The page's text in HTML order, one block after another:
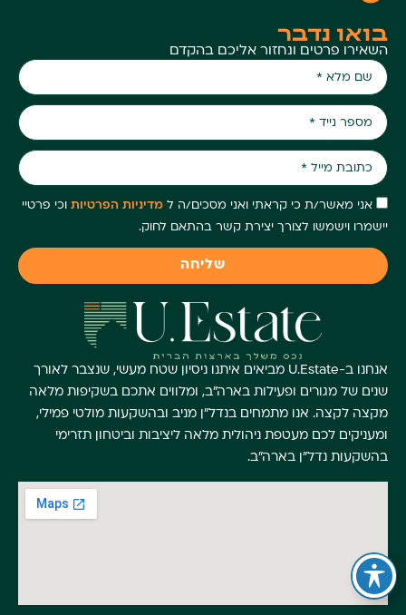
בואו נדבר
השאירו פרטים ונחזור אליכם בהקדם
אני מאשר/ת כי קראתי ואני מסכים/ה ל מדיניות הפרטיות וכי פרטיי
יישמרו וישמשו לצורך יצירת קשר בהתאם לחוק.
שליחה
אנחנו ב-U.Estate מביאים איתנו ניסיון שטח מעשי, שנצבר לאורך
שנים של מגורים ופעילות בארה"ב, ומלווים אתכם בשקיפות מלאה
מקצה לקצה. אנו מתמחים בנדל"ן מניב ובהשקעות מולטי פמילי,
ומעניקים לכם מעטפת ניהולית מלאה ליציבות וביטחון תזרימי
בהשקעות נדל"ן בארה"ב.